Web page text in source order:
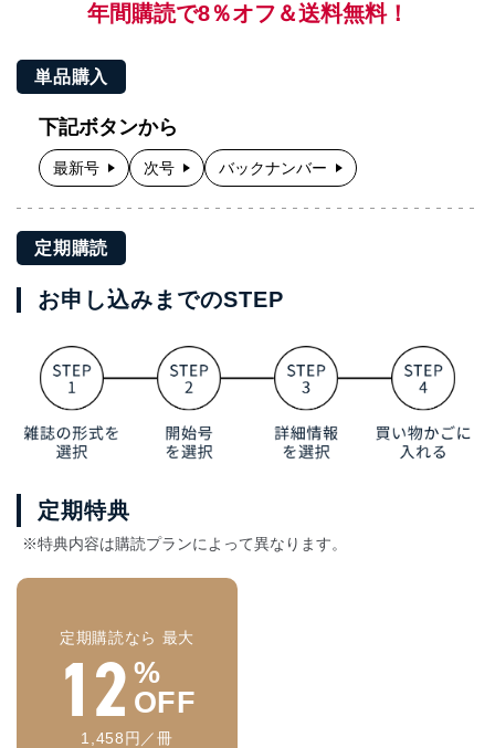
年間購読で8％オフ＆送料無料！
単品購入
下記ボタンから
最新号 次号 バックナンバー
定期購読
お申し込みまでのSTEP
定期特典
※特典内容は購読プランによって異なります。
定期購読なら 最大
12 %
OFF
1,458円／冊